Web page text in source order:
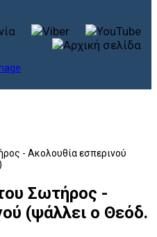
- Ακολουθία εσπερινού
Σωτήρος -
(ψάλλει ο Θεόδ.